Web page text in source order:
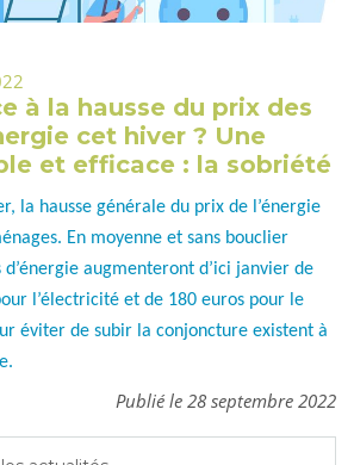
à la hausse du prix des
cet hiver ? Une
et efficace : la sobriété
la hausse générale du prix de l’énergie
En moyenne et sans bouclier
augmenteront d’ici janvier de
l’électricité et de 180 euros pour le
éviter de subir la conjoncture existent à
Publié le 28 septembre 2022